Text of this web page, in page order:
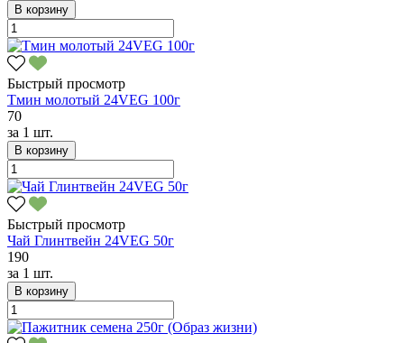
В корзину
Быстрый просмотр
Тмин молотый 24VEG 100г
70
за 1 шт.
В корзину
Быстрый просмотр
Чай Глинтвейн 24VEG 50г
190
за 1 шт.
В корзину